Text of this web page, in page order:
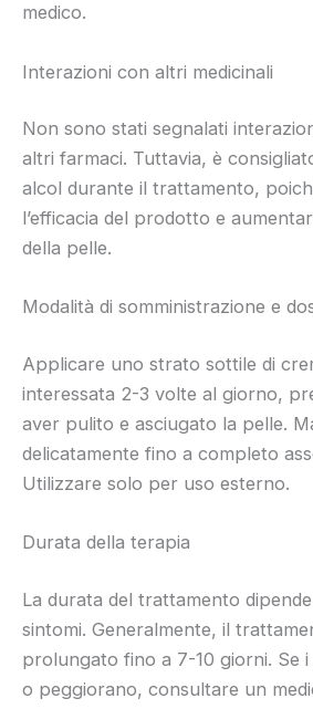
medico.
Interazioni con altri medicinali
Non sono stati segnalati
altri farmaci. Tuttavia, è
alcol durante il trattamento,
l’efficacia del prodotto e
della pelle.
Modalità di somministrazione e
Applicare uno strato sottile di
interessata 2-3 volte al giorno,
aver pulito e asciugato la pelle.
delicatamente fino a completo
Utilizzare solo per uso esterno.
Durata della terapia
La durata del trattamento
sintomi. Generalmente, il
prolungato fino a 7-10 giorni. Se
o peggiorano, consultare un